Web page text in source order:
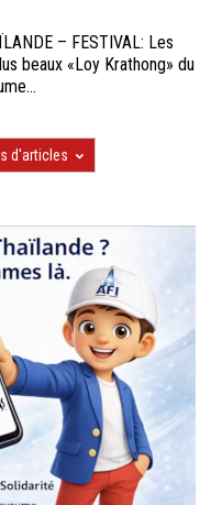
– FESTIVAL: Les
beaux «Loy Krathong» du
d'articles